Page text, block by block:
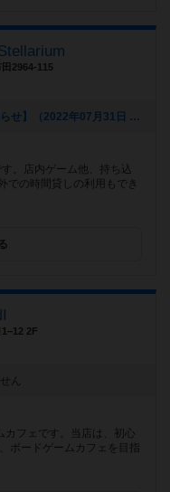
2964-115
[NEW] 【重要】８月以降営業日変更【お知らせ】（2022年07月31日 19時13分）
。店内ゲーム他、持ち込
での時間貸しの利用もでき
2F
ん
カフェです。当店は、初心
ボードゲームカフェを目指